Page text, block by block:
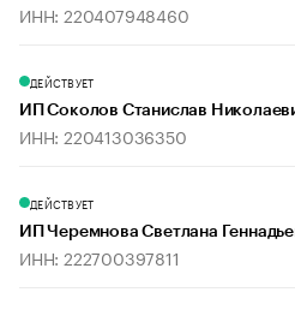
ИНН: 220407948460
ДЕЙСТВУЕТ
ИП Соколов Станислав
ИНН: 220413036350
ДЕЙСТВУЕТ
ИП Черемнова Светлана
ИНН: 222700397811